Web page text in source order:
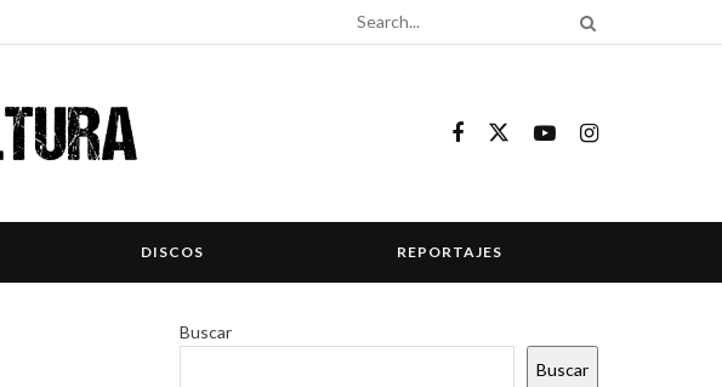
DISCOS REPORTAJES
Buscar
Buscar